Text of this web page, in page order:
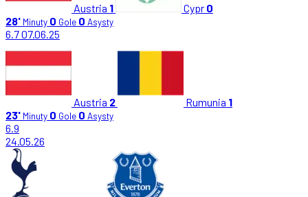
Austria 1 Cypr 0
28' Minuty 0 Gole 0 Asysty
6.707.06.25
Austria 2 Rumunia 1
23' Minuty 0 Gole 0 Asysty
6.9
24.05.26